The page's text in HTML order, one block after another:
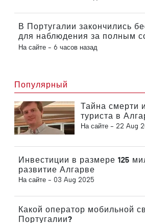
В Португалии закончились
для наблюдения за полным
затмением
На сайте - 6 часов назад
Популярный
Тайна смерти
туриста в
На сайте - 22 Aug
Инвестиции в размере 125
развитие Алгарве
На сайте - 03 Aug 2025
Какой оператор мобильной
Португалии?